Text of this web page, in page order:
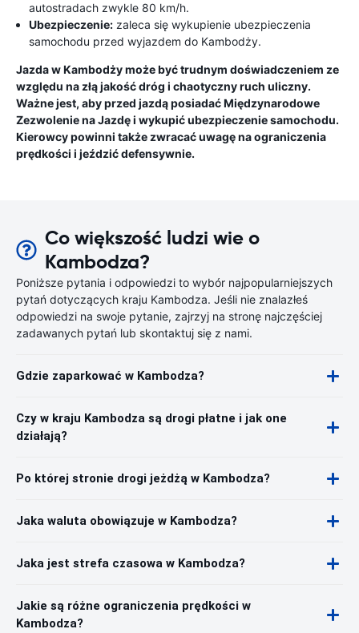
autostradach zwykle 80 km/h.
Ubezpieczenie: zaleca się wykupienie ubezpieczenia
samochodu przed wyjazdem do Kambodży.
Jazda w Kambodży może być trudnym doświadczeniem ze
względu na złą jakość dróg i chaotyczny ruch uliczny.
Ważne jest, aby przed jazdą posiadać Międzynarodowe
Zezwolenie na Jazdę i wykupić ubezpieczenie samochodu.
Kierowcy powinni także zwracać uwagę na ograniczenia
prędkości i jeździć defensywnie.
Co większość ludzi wie o
Kambodza?
Poniższe pytania i odpowiedzi to wybór najpopularniejszych
pytań dotyczących kraju Kambodza. Jeśli nie znalazłeś
odpowiedzi na swoje pytanie, zajrzyj na stronę najczęściej
zadawanych pytań lub skontaktuj się z nami.
Gdzie zaparkować w Kambodza?
Czy w kraju Kambodza są drogi płatne i jak one
działają?
Po której stronie drogi jeżdżą w Kambodza?
Jaka waluta obowiązuje w Kambodza?
Jaka jest strefa czasowa w Kambodza?
Jakie są różne ograniczenia prędkości w
Kambodza?